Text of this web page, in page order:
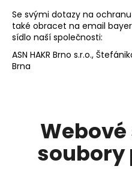
Se svými dotazy na
také obracet na email
sídlo naší společnosti:
ASN HAKR Brno s.r.o.,
Brna
soubory